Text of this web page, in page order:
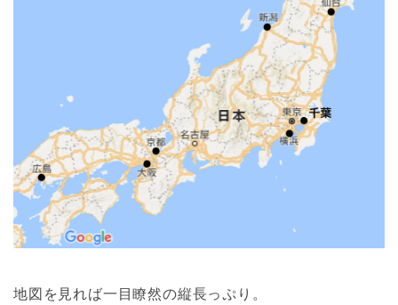
地図を見れば一目瞭然の縦長っぷり。